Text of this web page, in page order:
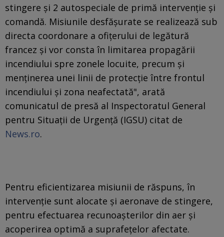
stingere şi 2 autospeciale de primă intervenţie şi
comandă. Misiunile desfăşurate se realizează sub
directa coordonare a ofiţerului de legătură
francez şi vor consta în limitarea propagării
incendiului spre zonele locuite, precum şi
menţinerea unei linii de protecţie între frontul
incendiului şi zona neafectată", arată
comunicatul de presă al Inspectoratul General
pentru Situaţii de Urgenţă (IGSU) citat de
News.ro.
Pentru eficientizarea misiunii de răspuns, în
intervenţie sunt alocate şi aeronave de stingere,
pentru efectuarea recunoaşterilor din aer şi
acoperirea optimă a suprafeţelor afectate.